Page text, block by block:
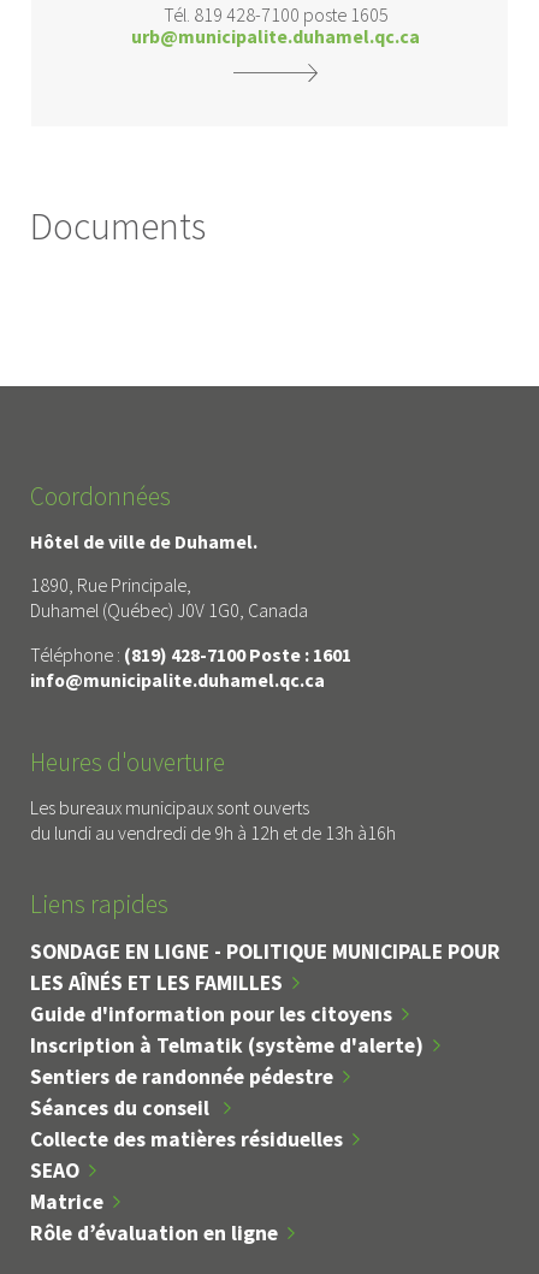
Tél. 819 428-7100 poste 1605
urb@municipalite.duhamel.qc.ca
Documents
Coordonnées
Hôtel de ville de Duhamel.
1890, Rue Principale,
Duhamel (Québec) J0V 1G0, Canada
Téléphone : (819) 428-7100 Poste : 1601
info@municipalite.duhamel.qc.ca
Heures d'ouverture
Les bureaux municipaux sont ouverts
du lundi au vendredi de 9h à 12h et de 13h à16h
Liens rapides
SONDAGE EN LIGNE - POLITIQUE MUNICIPALE POUR
LES AÎNÉS ET LES FAMILLES
Guide d'information pour les citoyens
Inscription à Telmatik (système d'alerte)
Sentiers de randonnée pédestre
Séances du conseil
Collecte des matières résiduelles
SEAO
Matrice
Rôle d’évaluation en ligne